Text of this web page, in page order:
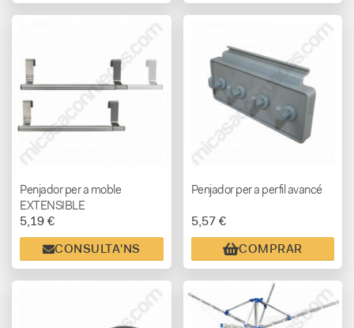
Penjador per a moble
EXTENSIBLE
5,19 €
CONSULTA'NS
Penjador per a perfil avancé
5,57 €
COMPRAR